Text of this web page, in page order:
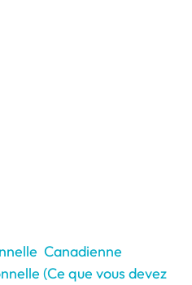
Canadienne
(Ce que vous devez